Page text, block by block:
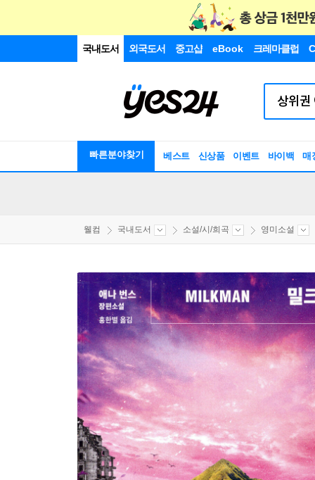
국내도서 외국도서 중고샵 eBook 크레마클럽
빠른분야찾기 베스트 신상품 이벤트 바이백 매
웰컴 국내도서 소설/시/희곡 영미소설